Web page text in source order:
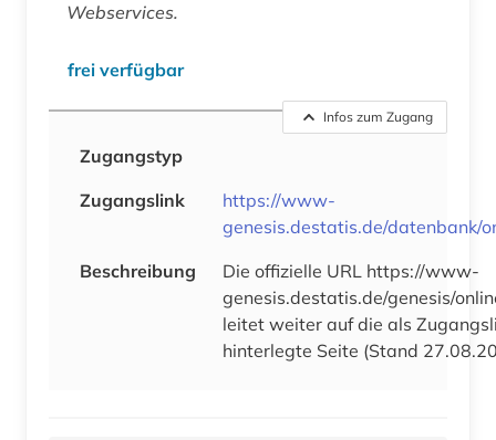
Webservices.
frei verfügbar
Infos zum Zugang
Zugangstyp
Zugangslink
https://www-
genesis.destatis.de/datenbank/
Beschreibung
Die offizielle URL https://www-
genesis.destatis.de/genesis/
leitet weiter auf die als Zugangslink
hinterlegte Seite (Stand